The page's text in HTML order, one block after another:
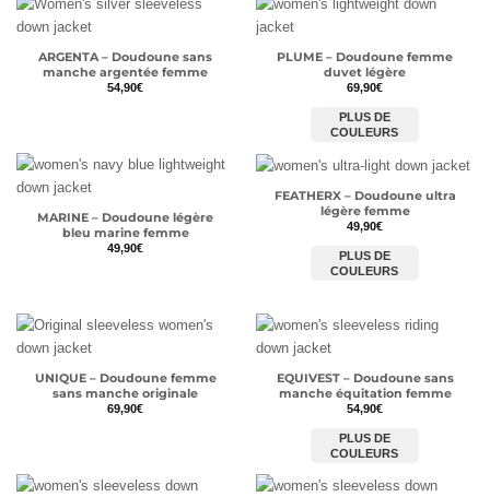
ARGENTA – Doudoune sans
manche argentée femme
54,90€
PLUME – Doudoune femme
duvet légère
69,90€
PLUS DE
COULEURS
MARINE – Doudoune légère
bleu marine femme
49,90€
FEATHERX – Doudoune ultra
légère femme
49,90€
PLUS DE
COULEURS
UNIQUE – Doudoune femme
sans manche originale
69,90€
EQUIVEST – Doudoune sans
manche équitation femme
54,90€
PLUS DE
COULEURS